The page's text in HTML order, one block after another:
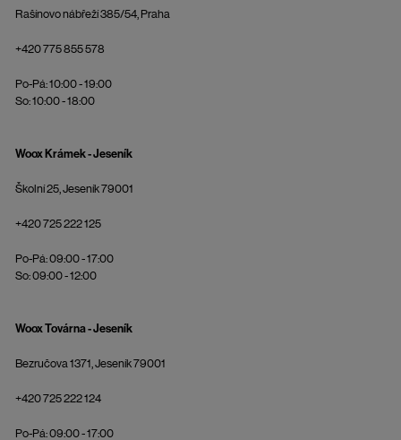
Rašínovo nábřeží 385/54, Praha
+420 775 855 578
Po-Pá: 10:00 - 19:00
So: 10:00 - 18:00
Woox Krámek - Jeseník
Školní 25, Jeseník 79001
+420 725 222 125
Po-Pá: 09:00 - 17:00
So: 09:00 - 12:00
Woox Továrna - Jeseník
Bezručova 1371, Jeseník 79001
+420 725 222 124
Po-Pá: 09:00 - 17:00